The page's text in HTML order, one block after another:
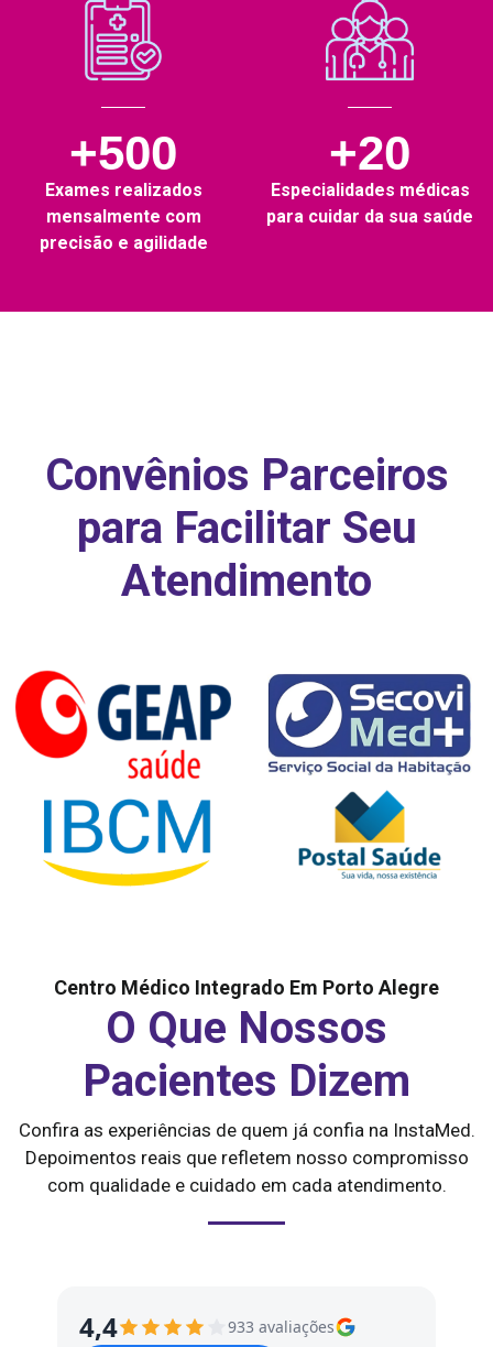
+500
Exames realizados
mensalmente com
precisão e agilidade
+20
Especialidades médicas
para cuidar da sua saúde
Convênios Parceiros
para Facilitar Seu
Atendimento
Centro Médico Integrado Em Porto Alegre
O Que Nossos
Pacientes Dizem
Confira as experiências de quem já confia na InstaMed.
Depoimentos reais que refletem nosso compromisso
com qualidade e cuidado em cada atendimento.
4,4
933 avaliações